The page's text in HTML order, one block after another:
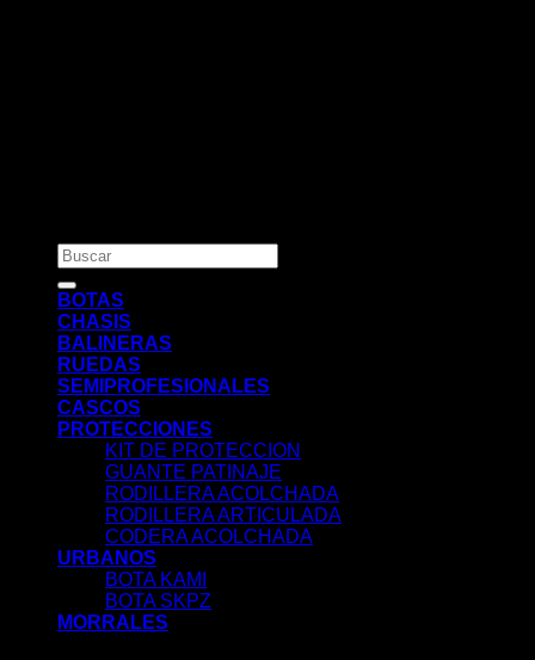
Buscar
por:
BOTAS
CHASIS
BALINERAS
RUEDAS
SEMIPROFESIONALES
CASCOS
PROTECCIONES
KIT DE PROTECCION
GUANTE PATINAJE
RODILLERA ACOLCHADA
RODILLERA ARTICULADA
CODERA ACOLCHADA
URBANOS
BOTA KAMI
BOTA SKPZ
MORRALES